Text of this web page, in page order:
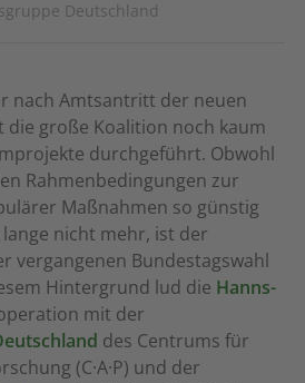
Deutschland
nach Amtsantritt der neuen
die große Koalition noch kaum
durchgeführt. Obwohl
Rahmenbedingungen zur
Maßnahmen so günstig
nicht mehr, ist der
vergangenen Bundestagswahl
Hintergrund lud die Hanns-
mit der
des Centrums für
(C·A·P) und der